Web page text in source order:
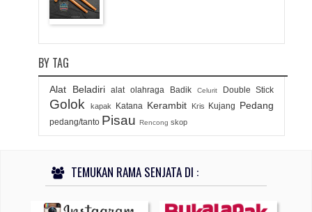
BY TAG
Alat Beladiri alat olahraga Badik Celurit Double Stick
Golok kapak Katana Kerambit Kris Kujang Pedang
pedang/tanto Pisau Rencong skop
TEMUKAN RAMA SENJATA DI :